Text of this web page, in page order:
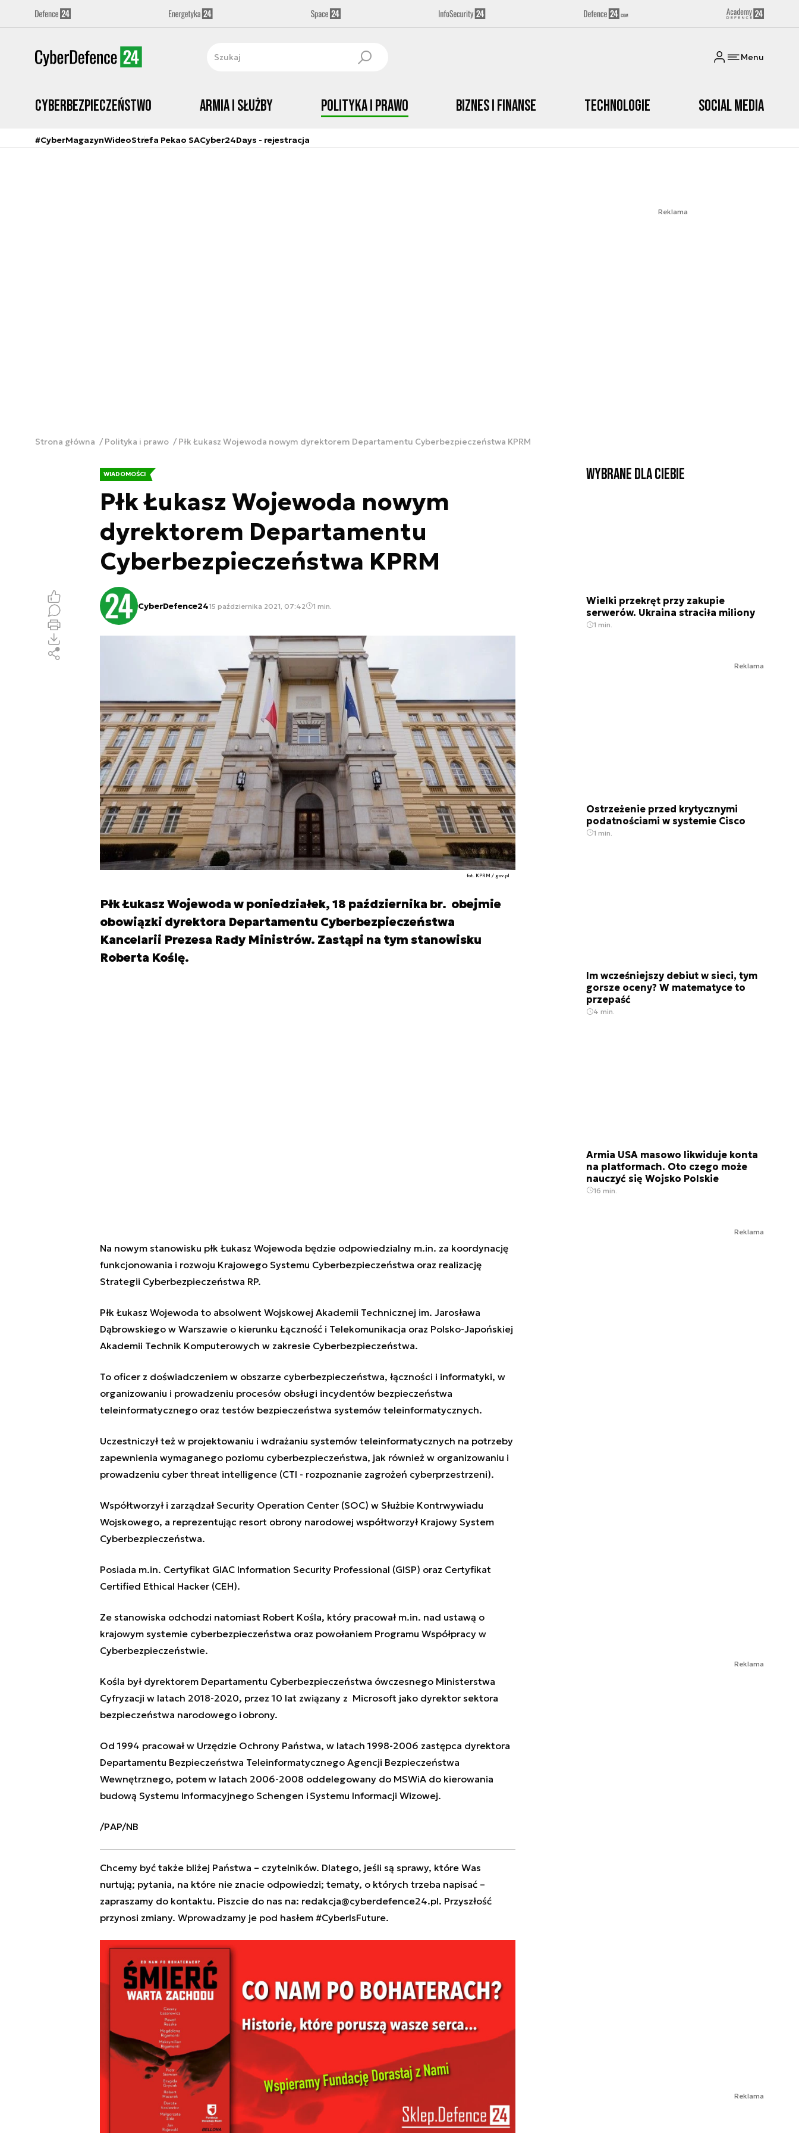
Menu
Cyberbezpieczeństwo Armia i Służby Polityka i prawo Biznes i Finanse Technologie Social media
#CyberMagazynWideoStrefa Pekao SACyber24Days - rejestracja
Reklama
Strona główna Polityka i prawo Płk Łukasz Wojewoda nowym dyrektorem Departamentu Cyberbezpieczeństwa KPRM
WIADOMOŚCI
Płk Łukasz Wojewoda nowym
dyrektorem Departamentu
Cyberbezpieczeństwa KPRM
CyberDefence2415 października 2021, 07:42 1 min.
fot. KPRM / gov.pl
Płk Łukasz Wojewoda w poniedziałek, 18 października br. obejmie
obowiązki dyrektora Departamentu Cyberbezpieczeństwa
Kancelarii Prezesa Rady Ministrów. Zastąpi na tym stanowisku
Roberta Koślę.
Na nowym stanowisku płk Łukasz Wojewoda będzie odpowiedzialny m.in. za koordynację
funkcjonowania i rozwoju Krajowego Systemu Cyberbezpieczeństwa oraz realizację
Strategii Cyberbezpieczeństwa RP.
Płk Łukasz Wojewoda to absolwent Wojskowej Akademii Technicznej im. Jarosława
Dąbrowskiego w Warszawie o kierunku Łączność i Telekomunikacja oraz Polsko-Japońskiej
Akademii Technik Komputerowych w zakresie Cyberbezpieczeństwa.
To oficer z doświadczeniem w obszarze cyberbezpieczeństwa, łączności i informatyki, w
organizowaniu i prowadzeniu procesów obsługi incydentów bezpieczeństwa
teleinformatycznego oraz testów bezpieczeństwa systemów teleinformatycznych.
Uczestniczył też w projektowaniu i wdrażaniu systemów teleinformatycznych na potrzeby
zapewnienia wymaganego poziomu cyberbezpieczeństwa, jak również w organizowaniu i
prowadzeniu cyber threat intelligence(CTI - rozpoznanie zagrożeń cyberprzestrzeni).
Współtworzył i zarządzał Security Operation Center (SOC) w Służbie Kontrwywiadu
Wojskowego, a reprezentując resort obrony narodowej współtworzył Krajowy System
Cyberbezpieczeństwa.
Posiada m.in. Certyfikat GIAC Information Security Professional (GISP) oraz Certyfikat
Certified Ethical Hacker (CEH).
Ze stanowiska odchodzi natomiast Robert Kośla, który pracował m.in. nad ustawą o
krajowym systemie cyberbezpieczeństwa oraz powołaniem Programu Współpracy w
Cyberbezpieczeństwie.
Kośla był dyrektorem Departamentu Cyberbezpieczeństwa ówczesnego Ministerstwa
Cyfryzacji w latach 2018-2020, przez 10 lat związany z Microsoft jako dyrektor sektora
bezpieczeństwa narodowego i obrony.
Od 1994 pracował w Urzędzie Ochrony Państwa, w latach 1998-2006 zastępca dyrektora
Departamentu Bezpieczeństwa Teleinformatycznego Agencji Bezpieczeństwa
Wewnętrznego, potem w latach 2006-2008 oddelegowany do MSWiA do kierowania
budową Systemu Informacyjnego Schengen i Systemu Informacji Wizowej.
/PAP/NB
Chcemy być także bliżej Państwa – czytelników. Dlatego, jeśli są sprawy, które Was
nurtują; pytania, na które nie znacie odpowiedzi; tematy, o których trzeba napisać –
zapraszamy do kontaktu. Piszcie do nas na: redakcja@cyberdefence24.pl. Przyszłość
przynosi zmiany. Wprowadzamy je pod hasłem #CyberIsFuture.
Wybrane dla Ciebie
Wielki przekręt przy zakupie
serwerów. Ukraina straciła miliony
1 min.
Reklama
Ostrzeżenie przed krytycznymi
podatnościami w systemie Cisco
1 min.
Im wcześniejszy debiut w sieci, tym
gorsze oceny? W matematyce to
przepaść
4 min.
Armia USA masowo likwiduje konta
na platformach. Oto czego może
nauczyć się Wojsko Polskie
16 min.
Reklama
Reklama
Reklama